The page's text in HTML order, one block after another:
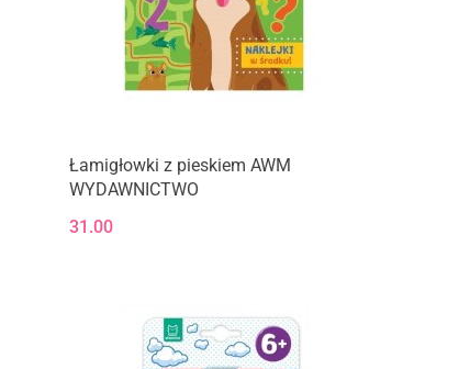
Łamigłowki z pieskiem AWM
WYDAWNICTWO
31.00